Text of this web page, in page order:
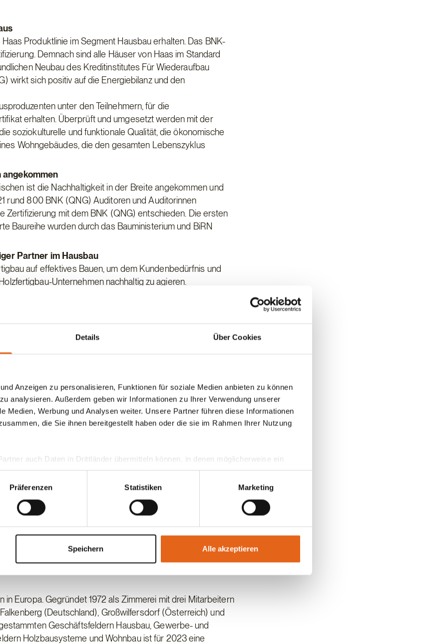
Details Über Cookies
Anzeigen zu personalisieren, Funktionen für soziale Medien anbieten zu können
analysieren. Außerdem geben wir Informationen zu Ihrer Verwendung unserer
Medien, Werbung und Analysen weiter. Unsere Partner führen diese Informationen
die Sie ihnen bereitgestellt haben oder die sie im Rahmen Ihrer Nutzung
auch Daten in Drittländer übermitteln können, in denen möglicherweise ein
in der EU. Wir stellen sicher, dass die Übermittlung Ihrer Daten in
erfolgt und geeignete Schutzmaßnahmen getroffen werden.
wenn Sie unsere Webseite weiterhin nutzen.
Präferenzen Statistiken Marketing
Speichern Alle akzeptieren
Produktlinie im Segment Hausbau erhalten. Das BNK-
Demnach sind alle Häuser von Haas im Standard
Neubau des Kreditinstitutes Für Wiederaufbau
wirkt sich positiv auf die Energiebilanz und den
unter den Teilnehmern, für die
erhalten. Überprüft und umgesetzt werden mit der
soziokulturelle und funktionale Qualität, die ökonomische
Wohngebäudes, die den gesamten Lebenszyklus
ist die Nachhaltigkeit in der Breite angekommen und
rund 800 BNK (QNG) Auditoren und Auditorinnen
Zertifizierung mit dem BNK (QNG) entschieden. Die ersten
Baureihe wurden durch das Bauministerium und BiRN
Partner im Hausbau
auf effektives Bauen, um dem Kundenbedürfnis und
Unternehmen nachhaltig zu agieren.
die nicht nur im Design dem Zeitgeist entsprechen,
Gebäudes mitberücksichtigt. Möglich ist dies durch
des Unternehmens an Forschungsvorhaben, die sich mit
und verbessern möchte.
„TU&M – Timber Use and Maintain“.
unter Berücksichtigung einer technischen,
Auf Gebäudeebene werden die Potenziale der
nutzungsflexiblen Holzbau ermittelt. Haas ist Teil des
beteiligt.
den Energieverbrauch durch eine intelligente Konstruktion
regenerative Energiequellen zu nutzen um die
Bundesregierung für nachhaltiges Bauen sorgen hier
Auch bei Fertighausproduzenten Haas wird die Güte ihrer
Gebäudequalität wurde in den letzten Jahren ein
im Bauwesen geschaffen. In Deutschland wird seit 2021
für effiziente Gebäude (BEG) durch die KfW-Bank
freundlicher Neubau (KFN)“ ist das Qualitätssiegel
für Wohnen, Stadtentwicklung und
für Zertifizierungssysteme und die
Europa. Gegründet 1972 als Zimmerei mit drei Mitarbeitern
(Deutschland), Großwilfersdorf (Österreich) und
Geschäftsfeldern Hausbau, Gewerbe- und
Holzbausysteme und Wohnbau ist für 2023 eine